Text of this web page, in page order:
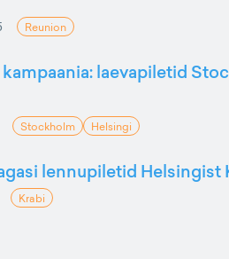
Reunion
laevapiletid
Stockholm Helsingi
lennupiletid Helsingist
Krabi